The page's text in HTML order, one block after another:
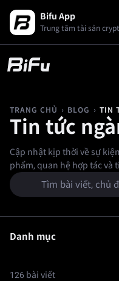
Bifu App
Trung tâm tài sản
TRANG CHỦ › BLOG › TIN
Tin tức
Cập nhật kịp thời về sự
phẩm, quan hệ hợp tác và
Danh mục
126 bài viết